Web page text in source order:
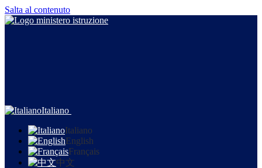
Salta al contenuto
Italiano
Italiano
English
Français
中文